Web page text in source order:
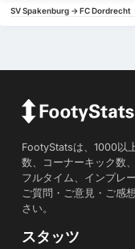
SV Spakenburg -> FC Dordrecht
FootyStatsは、1000以
数、コーナーキック数
フルタイム、インプレ
ご質問・ご意見・ご感
さい。
スタッツ